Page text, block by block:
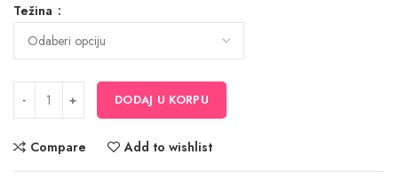
35,00 KM
Težina
DODAJ U KORPU
Compare Add to wishlist